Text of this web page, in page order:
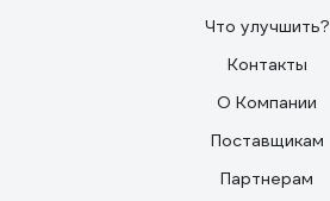
Что улучшить?
Контакты
О Компании
Поставщикам
Партнерам